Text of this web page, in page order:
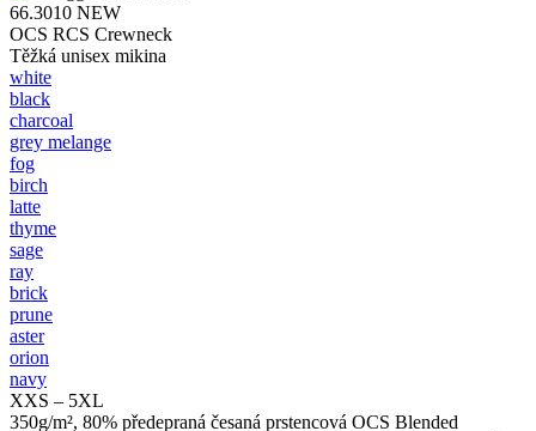
66.3010 NEW
OCS RCS Crewneck
Těžká unisex mikina
white
black
charcoal
grey melange
fog
birch
latte
thyme
sage
ray
brick
prune
aster
orion
navy
XXS – 5XL
350g/m², 80% předepraná česaná prstencová OCS Blended